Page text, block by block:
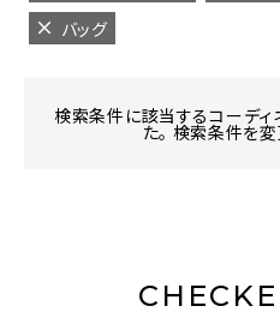
バッグ
検索条件に該当するコーディ
た。 検索条件を変